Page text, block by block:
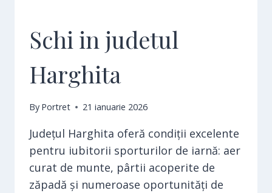
Schi in judetul
Harghita
By Portret 21 ianuarie 2026
Județul Harghita oferă condiții excelente
pentru iubitorii sporturilor de iarnă: aer
curat de munte, pârtii acoperite de
zăpadă și numeroase oportunități de